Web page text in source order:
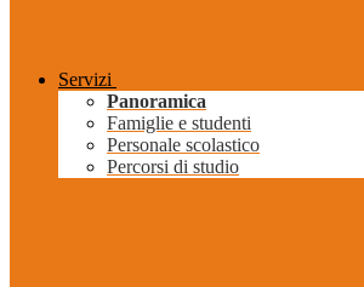
Servizi
Panoramica
Famiglie e studenti
Personale scolastico
Percorsi di studio